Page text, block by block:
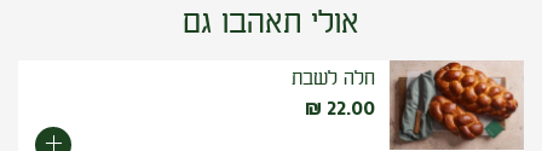
אולי תאהבו גם
חלה לשבת
₪ 22.00